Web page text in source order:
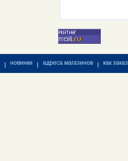
новинки адреса магазинов как